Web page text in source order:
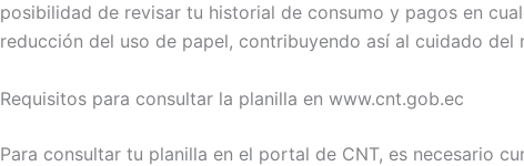
posibilidad de revisar tu historial de consumo y pagos en
reducción del uso de papel, contribuyendo así al cuidado del
Requisitos para consultar la planilla en www.cnt.gob.ec
Para consultar tu planilla en el portal de CNT, es necesario